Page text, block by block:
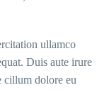
ullamco
Duis aute irure
cillum dolore eu